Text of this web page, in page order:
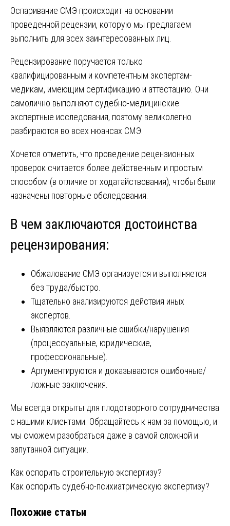
Оспаривание СМЭ происходит на основании
проведенной рецензии, которую мы предлагаем
выполнить для всех заинтересованных лиц.
Рецензирование поручается только
квалифицированным и компетентным экспертам-
медикам, имеющим сертификацию и аттестацию. Они
самолично выполняют судебно-медицинские
экспертные исследования, поэтому великолепно
разбираются во всех нюансах СМЭ.
Хочется отметить, что проведение рецензионных
проверок считается более действенным и простым
способом (в отличие от ходатайствования), чтобы были
назначены повторные обследования.
В чем заключаются достоинства
рецензирования:
Обжалование СМЭ организуется и выполняется
без труда/быстро.
Тщательно анализируются действия иных
экспертов.
Выявляются различные ошибки/нарушения
(процессуальные, юридические,
профессиональные).
Аргументируются и доказываются ошибочные/
ложные заключения.
Мы всегда открыты для плодотворного сотрудничества
с нашими клиентами. Обращайтесь к нам за помощью, и
мы сможем разобраться даже в самой сложной и
запутанной ситуации.
Навигация
записям
Как оспорить строительную экспертизу?
Как оспорить судебно-психиатрическую экспертизу?
Похожие статьи